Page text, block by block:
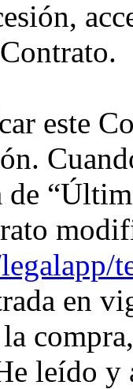
este
de
en
leído y